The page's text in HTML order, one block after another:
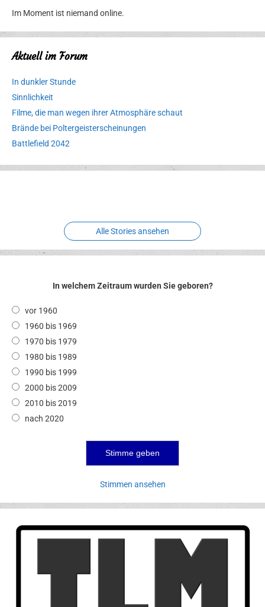
Im Moment ist niemand online.
Aktuell im Forum
In dunkler Stunde
Sinnlichkeit
Filme, die man wegen ihrer Atmosphäre schaut
Brände bei Poltergeisterscheinungen
Battlefield 2042
Erlebnispark
Verbotene
Alle Stories ansehen
In welchem Zeitraum wurden Sie geboren?
vor 1960
1960 bis 1969
1970 bis 1979
1980 bis 1989
1990 bis 1999
2000 bis 2009
2010 bis 2019
nach 2020
Stimmen ansehen